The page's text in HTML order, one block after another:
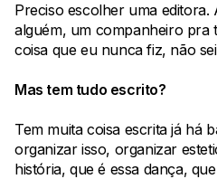
Preciso escolher uma editora.
alguém, um companheiro pra
coisa que eu nunca fiz, não
Mas tem tudo escrito?
Tem muita coisa escrita já há
organizar isso, organizar
história, que é essa dança,